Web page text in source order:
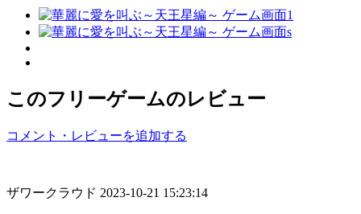
このフリーゲームのレビュー
コメント・レビューを追加する
ザワークラウド 2023-10-21 15:23:14